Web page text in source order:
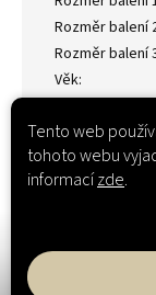
Tento web
tohoto webu
informacízde.
Rozměr balení
Rozměr balení
Věk: